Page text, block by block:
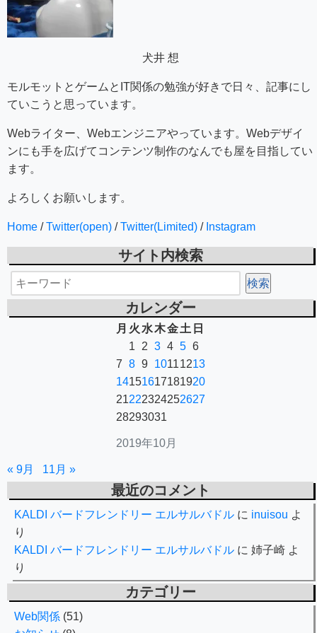
犬井 想
モルモットとゲームとIT関係の勉強が好きで日々、記事にし
ていこうと思っています。
Webライター、Webエンジニアやっています。Webデザイ
ンにも手を広げてコンテンツ制作のなんでも屋を目指してい
ます。
よろしくお願いします。
Home /Twitter(open) /Twitter(Limited) / Instagram
サイト内検索
カレンダー
2019年10月
月 火 水木金 土 日
1
2 3 4 5 6
7 8 9 10111213
14151617181920
21222324252627
28293031
« 9月 11月 »
最近のコメント
KALDI バードフレンドリー エルサルバドル に inuisou よ
り
KALDI バードフレンドリー エルサルバドル に 姉子崎 よ
り
カテゴリー
Web関係 (51)